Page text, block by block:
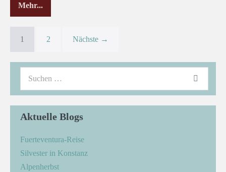
Mehr...
1 2 Nächste →
Aktuelle Blogs
Fuerteventura-Reise
Silvester in Konstanz
Alpenherbst